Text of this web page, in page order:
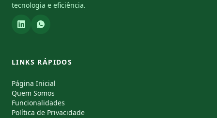
tecnologia e eficiência.
LINKS RÁPIDOS
Página Inicial
Quem Somos
Funcionalidades
Política de Privacidade